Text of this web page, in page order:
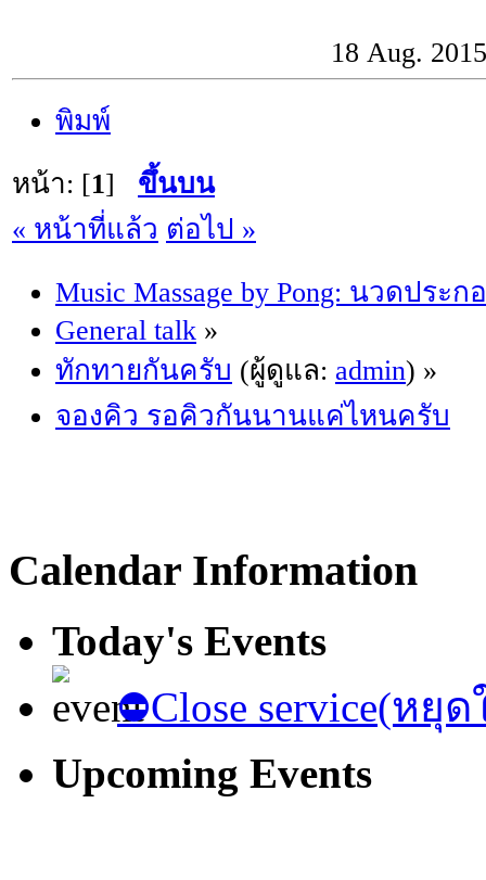
18 Aug. 2015
พิมพ์
หน้า: [1] ขึ้นบน
« หน้าที่แล้ว ต่อไป »
Music Massage by Pong: นวดประ
General talk »
ทักทายกันครับ (ผู้ดูแล: admin) »
จองคิว รอคิวกันนานแค่ไหนครับ
Calendar Information
Today's Events
⛔️Close service(หยุ
Upcoming Events